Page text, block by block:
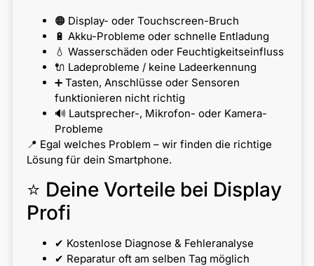
🟠 Display- oder Touchscreen-Bruch
🔋 Akku-Probleme oder schnelle Entladung
💧 Wasserschäden oder Feuchtigkeitseinfluss
🔌 Ladeprobleme / keine Ladeerkennung
➕ Tasten, Anschlüsse oder Sensoren
funktionieren nicht richtig
🔊 Lautsprecher-, Mikrofon- oder Kamera-
Probleme
📍 Egal welches Problem – wir finden die richtige
Lösung für dein Smartphone.
⭐ Deine Vorteile bei Display
Profi
✔ Kostenlose Diagnose & Fehleranalyse
✔ Reparatur oft am selben Tag möglich